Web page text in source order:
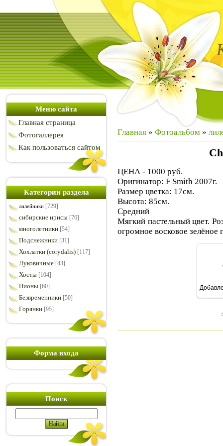
Меню сайта
Главная страница
Фотогаллерея
Как пользоваться сайтом
Категории раздела
лилейники [729]
сибирские ирисы [76]
многолетники [54]
Подснежники [31]
Хохлатки (corydalis) [117]
Луковичные [43]
Хосты [104]
Пионы [60]
Безвременники [50]
Горянки [95]
Форма входа
Поиск
Главная » Фотоальбом »
ЦЕНА - 1000 руб.
Оригинатор: F Smith 2007г.
Размер цветка: 17см.
Высота: 85см.
Средний
Мягкий пастельный цвет.
огромное восковое